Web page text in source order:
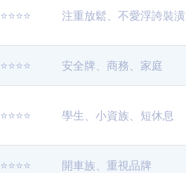
⭐️⭐️⭐️⭐️ 注重放鬆、不愛浮誇裝潢
⭐️⭐️⭐️⭐️ 安全牌、商務、家庭
⭐️⭐️⭐️⭐️ 學生、小資族、短休息
⭐️⭐️⭐️⭐️ 開車族、重視品牌